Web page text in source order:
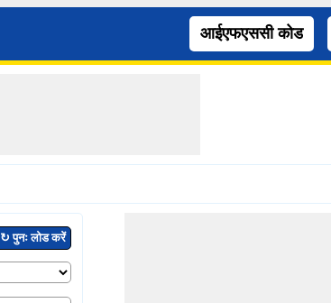
आईएफएससी कोड
↻ पुनः लोड करें